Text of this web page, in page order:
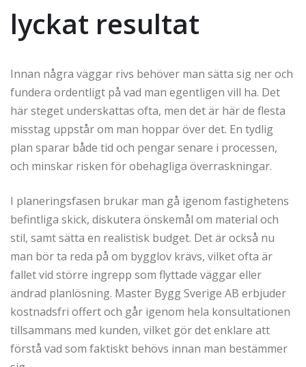
lyckat resultat
Innan några väggar rivs behöver man sätta sig ner och
fundera ordentligt på vad man egentligen vill ha. Det
här steget underskattas ofta, men det är här de flesta
misstag uppstår om man hoppar över det. En tydlig
plan sparar både tid och pengar senare i processen,
och minskar risken för obehagliga överraskningar.
I planeringsfasen brukar man gå igenom fastighetens
befintliga skick, diskutera önskemål om material och
stil, samt sätta en realistisk budget. Det är också nu
man bör ta reda på om bygglov krävs, vilket ofta är
fallet vid större ingrepp som flyttade väggar eller
ändrad planlösning. Master Bygg Sverige AB erbjuder
kostnadsfri offert och går igenom hela konsultationen
tillsammans med kunden, vilket gör det enklare att
förstå vad som faktiskt behövs innan man bestämmer